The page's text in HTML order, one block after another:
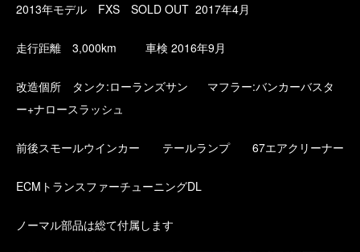
2013年モデル FXS SOLD OUT 2017年4月
走行距離 3,000km 車検 2016年9月
改造個所 タンク:ローランズサン マフラー:バンカーバスタ
ー+ナロースラッシュ
前後スモールウインカー テールランプ 67エアクリーナー
ECMトランスファーチューニングDL
ノーマル部品は総て付属します